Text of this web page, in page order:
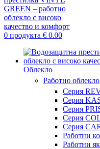
0 продукта € 0.00
Облекло
Работно облекло
Серия
Серия
Серия
Серия
Серия
Работни
Работни